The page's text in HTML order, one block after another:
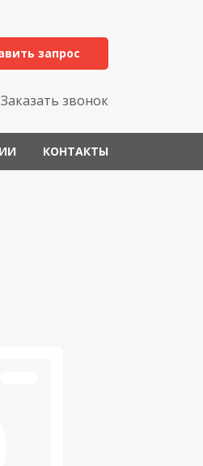
запрос
Заказать звонок
КОНТАКТЫ